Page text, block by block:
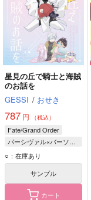
星見の丘で騎士と海賊
のお話を
GESSI / おせき
787 円 （税込）
Fate/Grand Order
パーシヴァル×バーソロミュー
パーシヴァル
バーソロミュー・ロバーツ
○：在庫あり
サンプル
カート